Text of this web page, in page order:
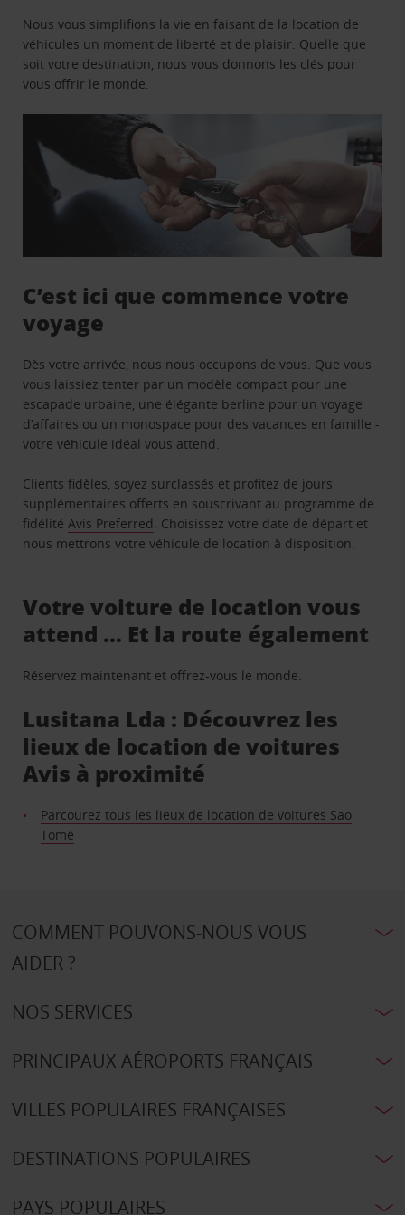
Nous vous simplifions la vie en faisant de la location de
véhicules un moment de liberté et de plaisir. Quelle que
soit votre destination, nous vous donnons les clés pour
vous offrir le monde.
C’est ici que commence votre
voyage
Dès votre arrivée, nous nous occupons de vous. Que vous
vous laissiez tenter par un modèle compact pour une
escapade urbaine, une élégante berline pour un voyage
d’affaires ou un monospace pour des vacances en famille -
votre véhicule idéal vous attend.
Clients fidèles, soyez surclassés et profitez de jours
supplémentaires offerts en souscrivant au programme de
fidélitéAvis Preferred. Choisissez votre date de départ et
nous mettrons votre véhicule de location à disposition.
Votre voiture de location vous
attend … Et la route également
Réservez maintenant et offrez-vous le monde.
Lusitana Lda : Découvrez les
lieux de location de voitures
Avis à proximité
Parcourez tous les lieux de location de voitures Sao
Tomé
COMMENT POUVONS-NOUS VOUS
AIDER ?
NOS SERVICES
PRINCIPAUX AÉROPORTS FRANÇAIS
VILLES POPULAIRES FRANÇAISES
DESTINATIONS POPULAIRES
PAYS POPULAIRES